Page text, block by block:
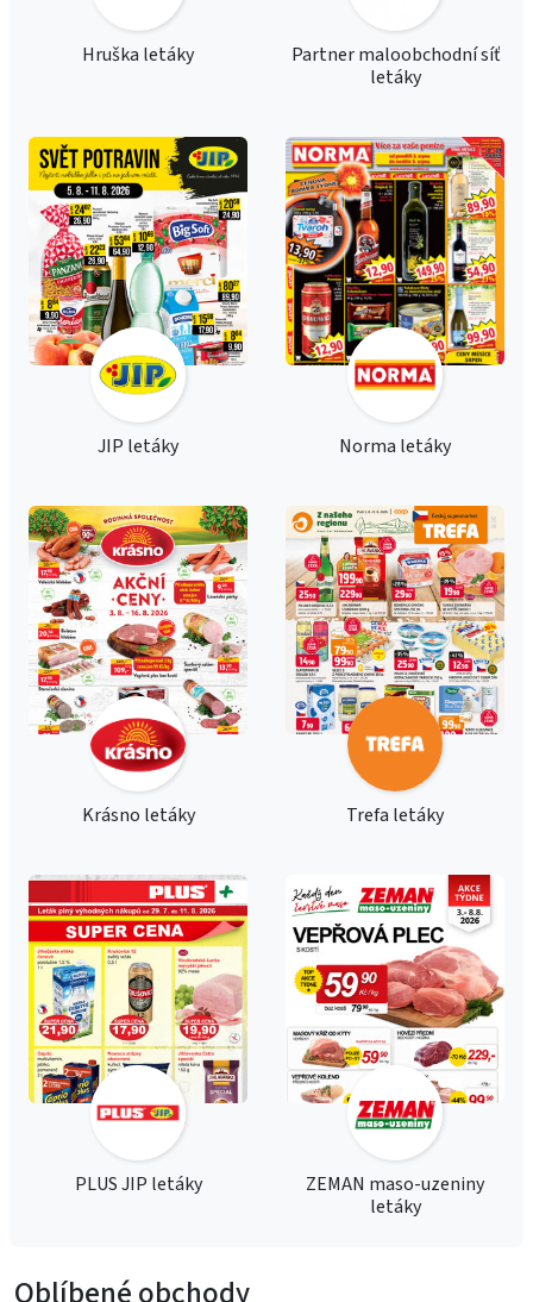
Hruška letáky
Partner maloobchodní síť
letáky
JIP letáky Norma letáky
Krásno letáky Trefa letáky
PLUS JIP letáky
ZEMAN maso-uzeniny
letáky